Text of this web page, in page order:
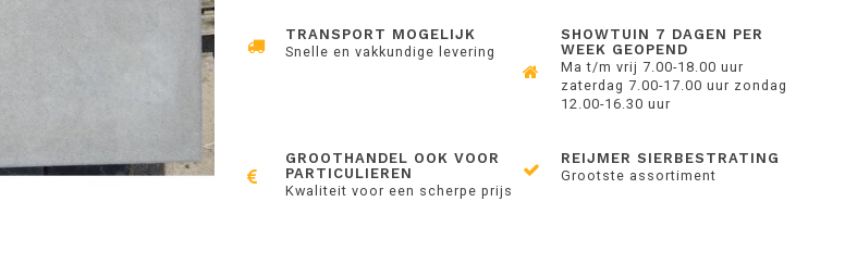
TRANSPORT MOGELIJK
Snelle en vakkundige levering
SHOWTUIN 7 DAGEN PER
WEEK GEOPEND
Ma t/m vrij 7.00-18.00 uur
zaterdag 7.00-17.00 uur zondag
12.00-16.30 uur
GROOTHANDEL OOK VOOR
PARTICULIEREN
Kwaliteit voor een scherpe prijs
REIJMER SIERBESTRATING
Grootste assortiment